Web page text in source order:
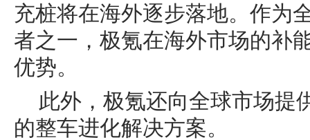
充桩将在海外逐步落地。作为
者之一，极氪在海外市场的补
优势。
此外，极氪还向全球市场提
的整车进化解决方案。